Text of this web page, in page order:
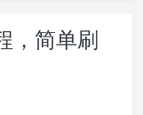
，简单刷